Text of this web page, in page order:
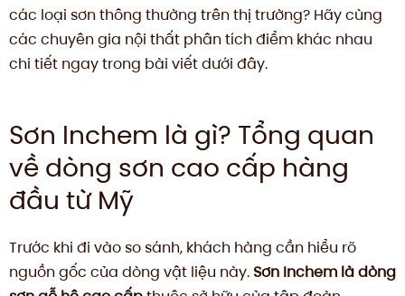
các loại sơn thông thường trên thị trường? Hãy cùng
các chuyên gia nội thất phân tích điểm khác nhau
chi tiết ngay trong bài viết dưới đây.
Sơn Inchem là gì? Tổng quan
về dòng sơn cao cấp hàng
đầu từ Mỹ
Trước khi đi vào so sánh, khách hàng cần hiểu rõ
nguồn gốc của dòng vật liệu này. Sơn Inchem là dòng